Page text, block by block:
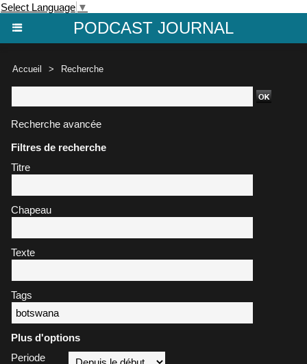
Select Language ▼
PODCAST JOURNAL
Accueil > Recherche
Recherche avancée
Filtres de recherche
Titre
Chapeau
Texte
Tags
Plus d'options
Periode